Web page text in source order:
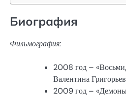
Биография
Фильмография:
2008 год –
Валентина
2009 год –